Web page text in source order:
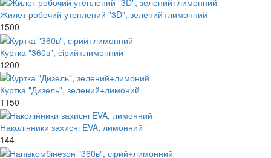
Жилет робочий утеплений "3D", зелений+лимонний
1500
Куртка "360в", сірий+лимонний
1200
Куртка "Дизель", зелений+лимоний
1150
Наколінники захисні EVA, лимонний
144